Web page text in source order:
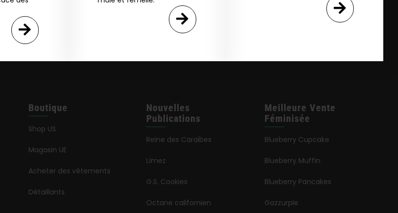
Boutique
Shop US
Magasin UE
Acheter des vêtements
Détaillants
Nouvelles
Publications
Reine des Caraïbes
Limez
G.S. Cookies
Octane californien
Meilleure Vente
Féminisée
Blueberry Cupcake
Blueberry Muffin
Blueberry Pancakes
Gazzurple